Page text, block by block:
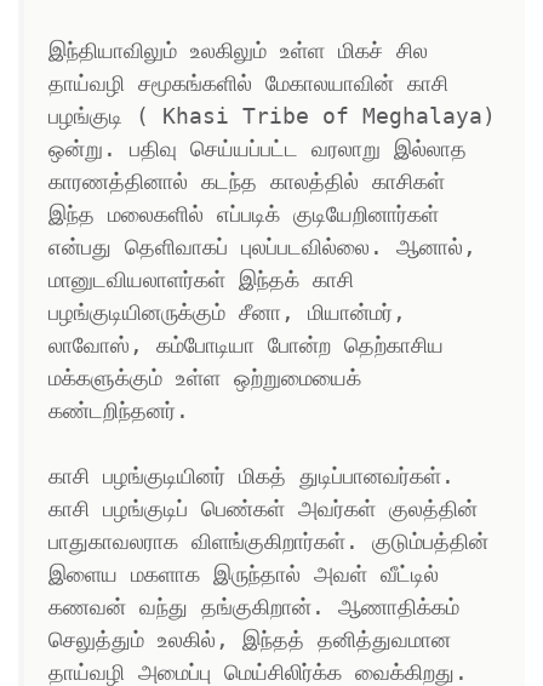
இந்தியாவிலும் உலகிலும் உள்ள மிகச் சில
தாய்வழி சமூகங்களில் மேகாலயாவின் காசி
பழங்குடி ( Khasi Tribe of Meghalaya)
ஒன்று. பதிவு செய்யப்பட்ட வரலாறு இல்லாத
காரணத்தினால் கடந்த காலத்தில் காசிகள்
இந்த மலைகளில் எப்படிக் குடியேறினார்கள்
என்பது தெளிவாகப் புலப்படவில்லை. ஆனால்,
மானுடவியலாளர்கள் இந்தக் காசி
பழங்குடியினருக்கும் சீனா, மியான்மர்,
லாவோஸ், கம்போடியா போன்ற தெற்காசிய
மக்களுக்கும் உள்ள ஒற்றுமையைக்
கண்டறிந்தனர்.
காசி பழங்குடியினர் மிகத் துடிப்பானவர்கள்.
காசி பழங்குடிப் பெண்கள் அவர்கள் குலத்தின்
பாதுகாவலராக விளங்குகிறார்கள். குடும்பத்தின்
இளைய மகளாக இருந்தால் அவள் வீட்டில்
கணவன் வந்து தங்குகிறான். ஆணாதிக்கம்
செலுத்தும் உலகில், இந்தத் தனித்துவமான
தாய்வழி அமைப்பு மெய்சிலிர்க்க வைக்கிறது.